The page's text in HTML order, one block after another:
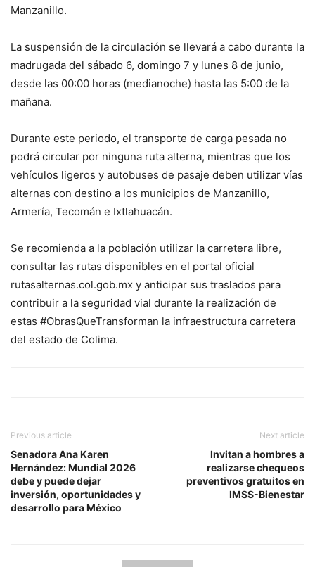
Manzanillo.
La suspensión de la circulación se llevará a cabo durante la
madrugada del sábado 6, domingo 7 y lunes 8 de junio,
desde las 00:00 horas (medianoche) hasta las 5:00 de la
mañana.
Durante este periodo, el transporte de carga pesada no
podrá circular por ninguna ruta alterna, mientras que los
vehículos ligeros y autobuses de pasaje deben utilizar vías
alternas con destino a los municipios de Manzanillo,
Armería, Tecomán e Ixtlahuacán.
Se recomienda a la población utilizar la carretera libre,
consultar las rutas disponibles en el portal oficial
rutasalternas.col.gob.mx y anticipar sus traslados para
contribuir a la seguridad vial durante la realización de
estas #ObrasQueTransforman la infraestructura carretera
del estado de Colima.
Previous article
Senadora Ana Karen
Hernández: Mundial 2026
debe y puede dejar
inversión, oportunidades y
desarrollo para México
Next article
Invitan a hombres a
realizarse chequeos
preventivos gratuitos en
IMSS-Bienestar